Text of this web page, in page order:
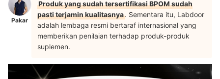
Pakar
Produk yang sudah tersertifikasi BPOM sudah
pasti terjamin kualitasnya. Sementara itu, Labdoor
adalah lembaga resmi bertaraf internasional yang
memberikan penilaian terhadap produk-produk
suplemen.